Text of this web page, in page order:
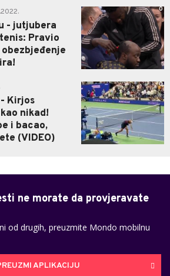
- jutjubera
Pravio
0
- Kirjos
nikad!
i bacao,
(VIDEO)
0
ne morate da provjeravate
od drugih, preuzmite Mondo mobilnu
APLIKACIJU